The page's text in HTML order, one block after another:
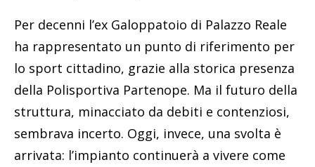
Per decenni l’ex Galoppatoio di Palazzo Reale
ha rappresentato un punto di riferimento per
lo sport cittadino, grazie alla storica presenza
della Polisportiva Partenope. Ma il futuro della
struttura, minacciato da debiti e contenziosi,
sembrava incerto. Oggi, invece, una svolta è
arrivata: l’impianto continuerà a vivere come